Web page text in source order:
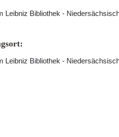
Leibniz Bibliothek -
Leibniz Bibliothek -